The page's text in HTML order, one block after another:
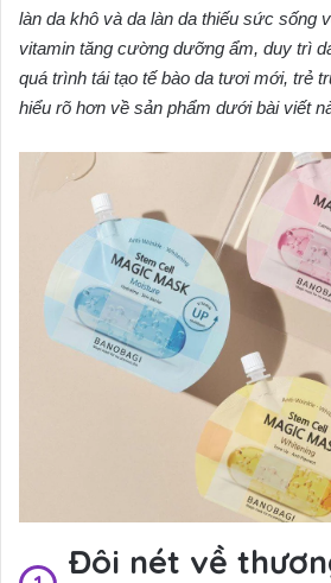
làn da khô và da làn da thiếu sức sống
vitamin tăng cường dưỡng ẩm, duy trì
quá trình tái tạo tế bào da tươi mới, trẻ
hiểu rõ hơn về sản phẩm dưới bài viết
Đôi nét về